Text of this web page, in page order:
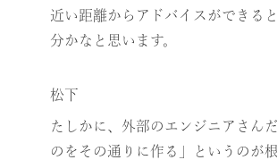
近い距離からアドバイスができる
分かなと思います。
松下
たしかに、外部のエンジニアさん
のをその通りに作る」というのが